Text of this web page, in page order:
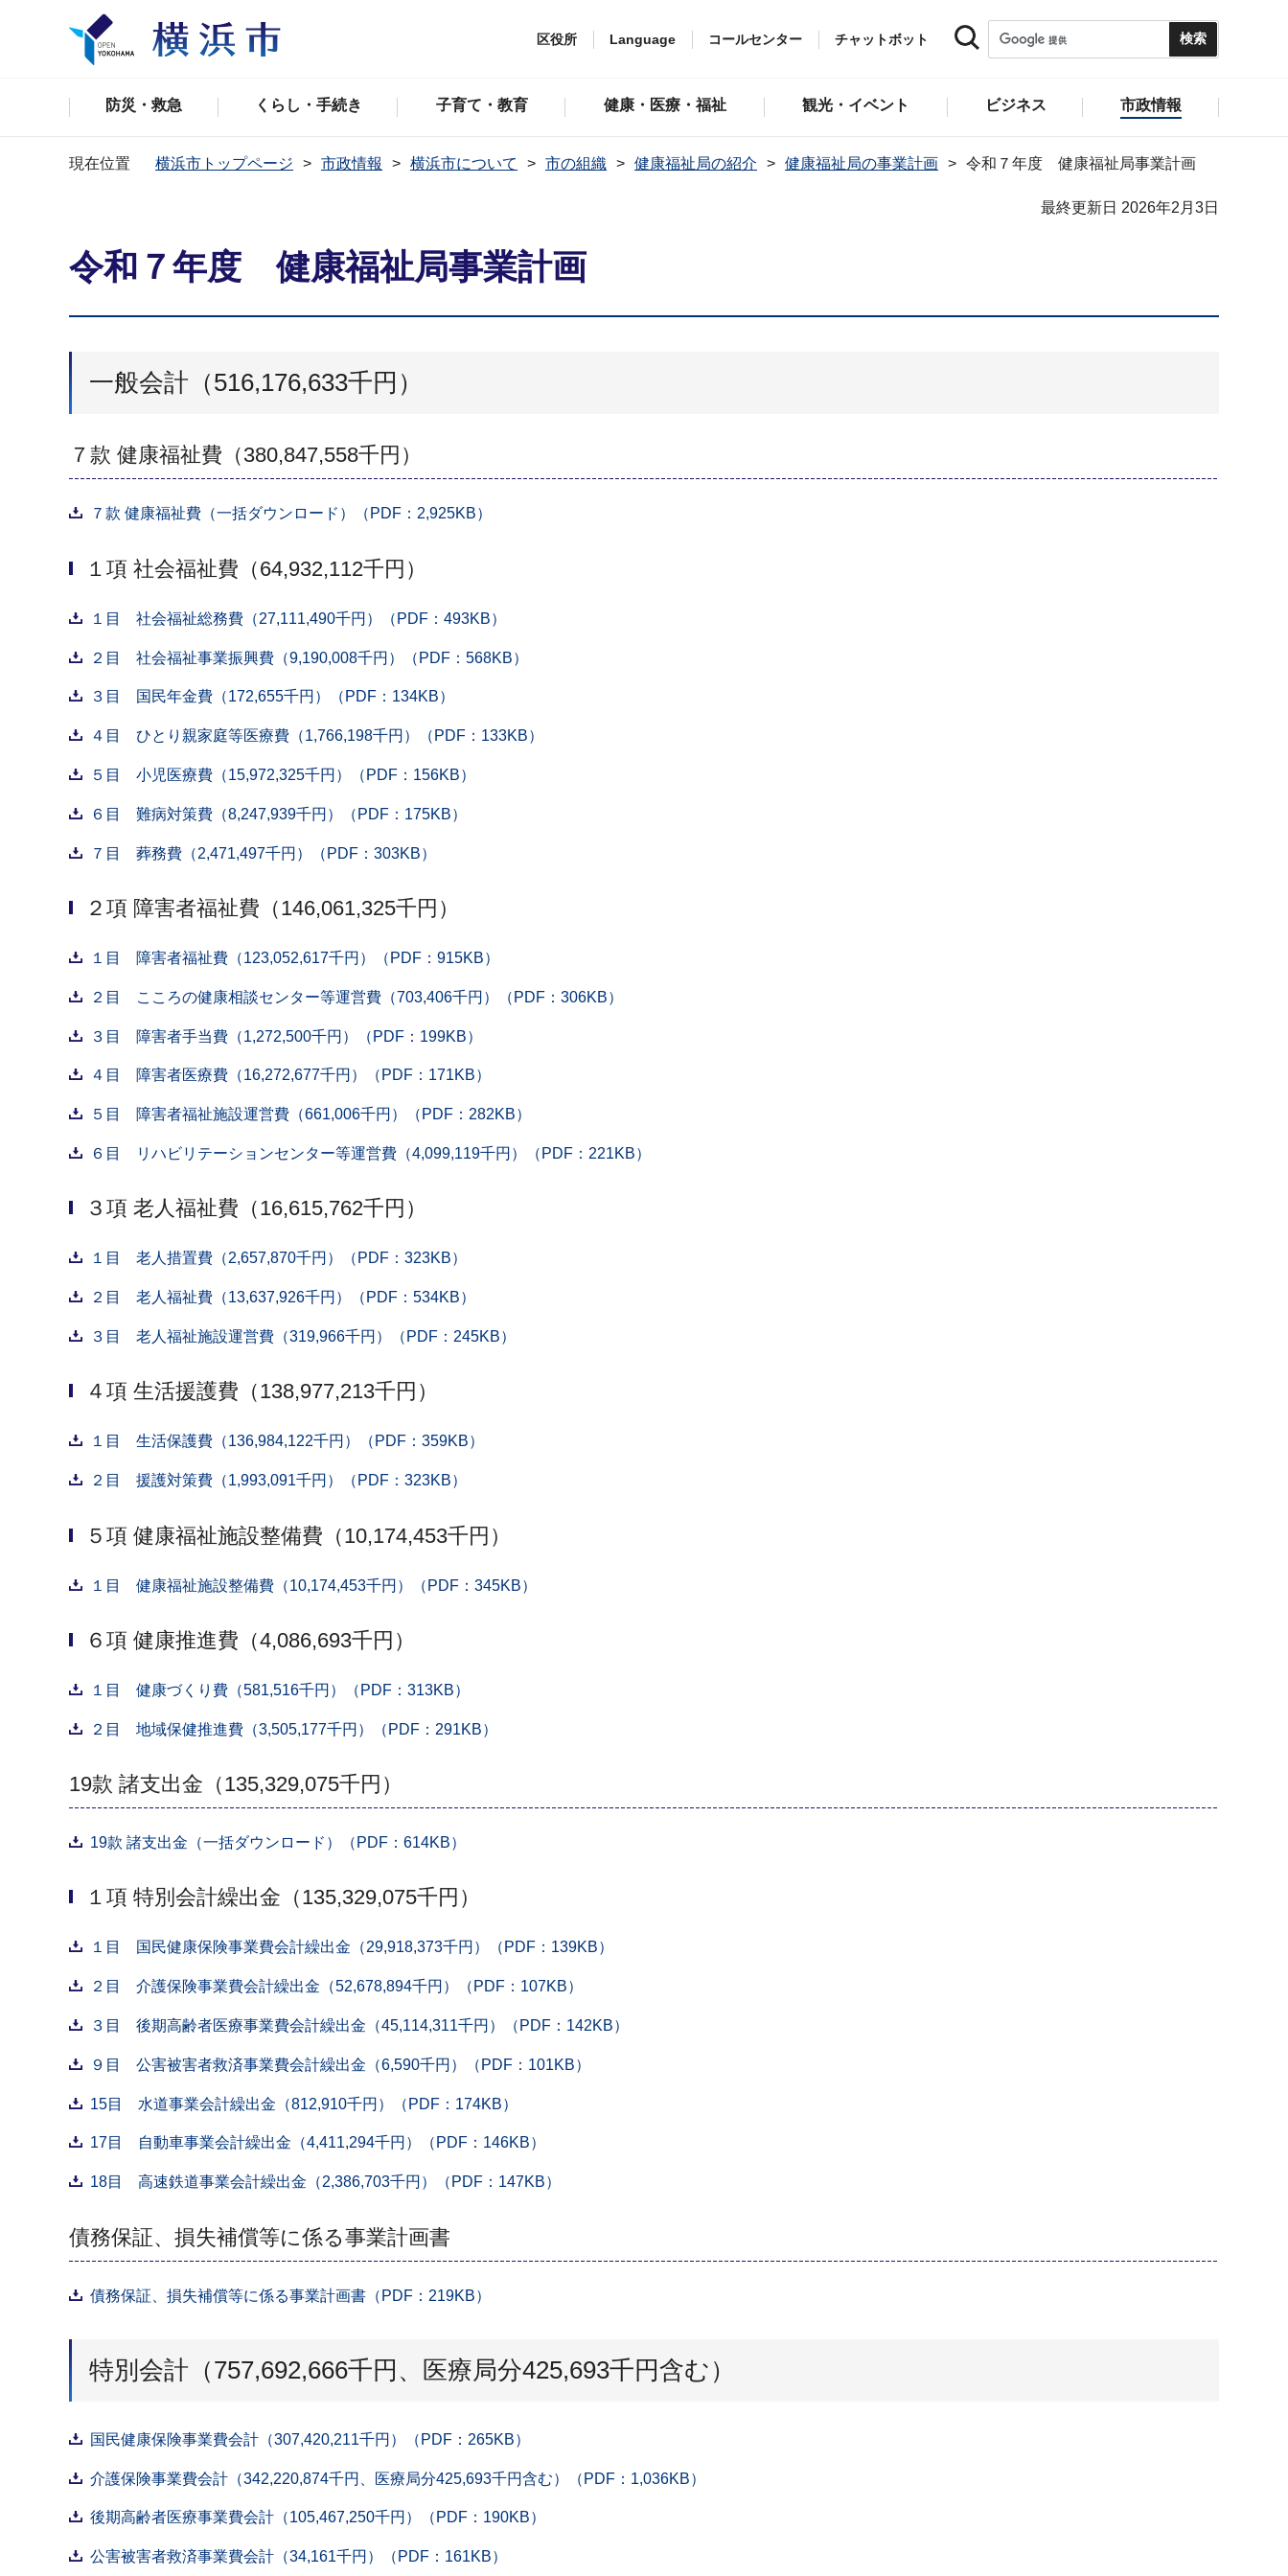
区役所 Language コールセンター チャットボット
防災・救急 くらし・手続き 子育て・教育 健康・医療・福祉 観光・イベント ビジネス 市政情報
現在位置 横浜市トップページ 市政情報 横浜市について 市の組織 健康福祉局の紹介 健康福祉局の事業計画 令和７年度 健康福祉局事業計画
最終更新日 2026年2月3日
令和７年度 健康福祉局事業計画
一般会計（516,176,633千円）
７款 健康福祉費（380,847,558千円）
７款 健康福祉費（一括ダウンロード）（PDF：2,925KB）
１項 社会福祉費（64,932,112千円）
１目 社会福祉総務費（27,111,490千円）（PDF：493KB）
２目 社会福祉事業振興費（9,190,008千円）（PDF：568KB）
３目 国民年金費（172,655千円）（PDF：134KB）
４目 ひとり親家庭等医療費（1,766,198千円）（PDF：133KB）
５目 小児医療費（15,972,325千円）（PDF：156KB）
６目 難病対策費（8,247,939千円）（PDF：175KB）
７目 葬務費（2,471,497千円）（PDF：303KB）
２項 障害者福祉費（146,061,325千円）
１目 障害者福祉費（123,052,617千円）（PDF：915KB）
２目 こころの健康相談センター等運営費（703,406千円）（PDF：306KB）
３目 障害者手当費（1,272,500千円）（PDF：199KB）
４目 障害者医療費（16,272,677千円）（PDF：171KB）
５目 障害者福祉施設運営費（661,006千円）（PDF：282KB）
６目 リハビリテーションセンター等運営費（4,099,119千円）（PDF：221KB）
３項 老人福祉費（16,615,762千円）
１目 老人措置費（2,657,870千円）（PDF：323KB）
２目 老人福祉費（13,637,926千円）（PDF：534KB）
３目 老人福祉施設運営費（319,966千円）（PDF：245KB）
４項 生活援護費（138,977,213千円）
１目 生活保護費（136,984,122千円）（PDF：359KB）
２目 援護対策費（1,993,091千円）（PDF：323KB）
５項 健康福祉施設整備費（10,174,453千円）
１目 健康福祉施設整備費（10,174,453千円）（PDF：345KB）
６項 健康推進費（4,086,693千円）
１目 健康づくり費（581,516千円）（PDF：313KB）
２目 地域保健推進費（3,505,177千円）（PDF：291KB）
19款 諸支出金（135,329,075千円）
19款 諸支出金（一括ダウンロード）（PDF：614KB）
１項 特別会計繰出金（135,329,075千円）
１目 国民健康保険事業費会計繰出金（29,918,373千円）（PDF：139KB）
２目 介護保険事業費会計繰出金（52,678,894千円）（PDF：107KB）
３目 後期高齢者医療事業費会計繰出金（45,114,311千円）（PDF：142KB）
９目 公害被害者救済事業費会計繰出金（6,590千円）（PDF：101KB）
15目 水道事業会計繰出金（812,910千円）（PDF：174KB）
17目 自動車事業会計繰出金（4,411,294千円）（PDF：146KB）
18目 高速鉄道事業会計繰出金（2,386,703千円）（PDF：147KB）
債務保証、損失補償等に係る事業計画書
債務保証、損失補償等に係る事業計画書（PDF：219KB）
特別会計（757,692,666千円、医療局分425,693千円含む）
国民健康保険事業費会計（307,420,211千円）（PDF：265KB）
介護保険事業費会計（342,220,874千円、医療局分425,693千円含む）（PDF：1,036KB）
後期高齢者医療事業費会計（105,467,250千円）（PDF：190KB）
公害被害者救済事業費会計（34,161千円）（PDF：161KB）